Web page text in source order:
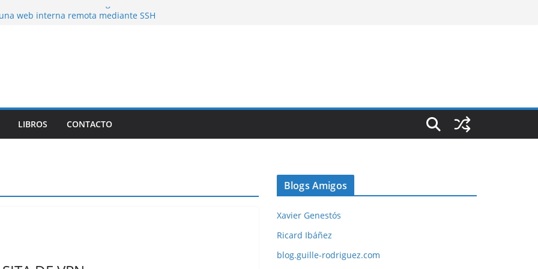
latencias de mas de 50 segundos
web interna remota mediante SSH
LIBROS CONTACTO
Blogs Amigos
Xavier Genestós
Ricard Ibáñez
blog.guille-rodriguez.com